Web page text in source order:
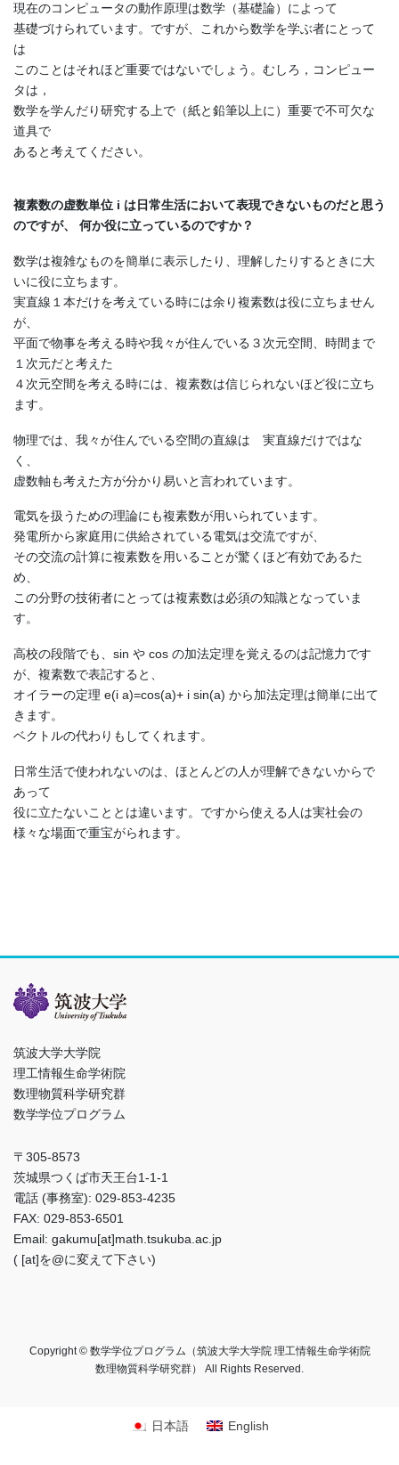
現在のコンピュータの動作原理は数学（基礎論）によって
基礎づけられています。ですが、これから数学を学ぶ者にとって
は
このことはそれほど重要ではないでしょう。むしろ，コンピュー
タは，
数学を学んだり研究する上で（紙と鉛筆以上に）重要で不可欠な
道具で
あると考えてください。
複素数の虚数単位 i は日常生活において表現できないものだと思う
のですが、 何か役に立っているのですか？
数学は複雑なものを簡単に表示したり、理解したりするときに大
いに役に立ちます。
実直線１本だけを考えている時には余り複素数は役に立ちません
が、
平面で物事を考える時や我々が住んでいる３次元空間、時間まで
１次元だと考えた
４次元空間を考える時には、複素数は信じられないほど役に立ち
ます。
物理では、我々が住んでいる空間の直線は 実直線だけではな
く、
虚数軸も考えた方が分かり易いと言われています。
電気を扱うための理論にも複素数が用いられています。
発電所から家庭用に供給されている電気は交流ですが、
その交流の計算に複素数を用いることが驚くほど有効であるた
め、
この分野の技術者にとっては複素数は必須の知識となっていま
す。
高校の段階でも、sin や cos の加法定理を覚えるのは記憶力です
が、複素数で表記すると、
オイラーの定理 e(i a)=cos(a)+ i sin(a) から加法定理は簡単に出て
きます。
ベクトルの代わりもしてくれます。
日常生活で使われないのは、ほとんどの人が理解できないからで
あって
役に立たないこととは違います。ですから使える人は実社会の
様々な場面で重宝がられます。
筑波大学大学院
理工情報生命学術院
数理物質科学研究群
数学学位プログラム
〒305-8573
茨城県つくば市天王台1-1-1
電話 (事務室): 029-853-4235
FAX: 029-853-6501
Email: gakumu[at]math.tsukuba.ac.jp
( [at]を@に変えて下さい)
Copyright © 数学学位プログラム（筑波大学大学院 理工情報生命学術院
数理物質科学研究群） All Rights Reserved.
日本語 English